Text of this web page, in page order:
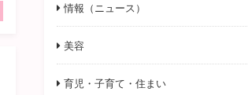
情報（ニュース）
美容
育児・子育て・住まい